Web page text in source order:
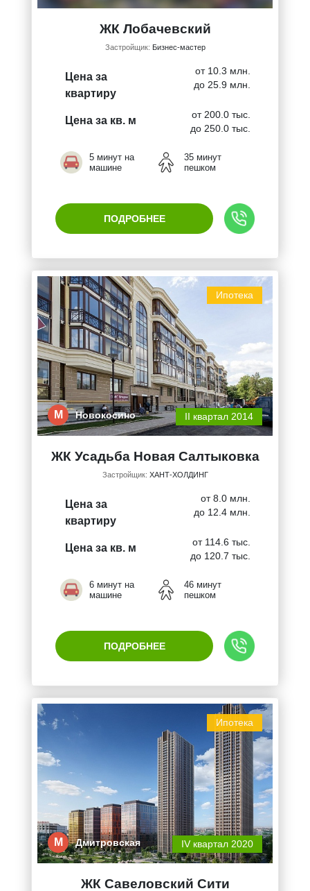
ЖК Лобачевский
Застройщик: Бизнес-мастер
Цена за
квартиру
от 10.3 млн.
до 25.9 млн.
Цена за кв. м
от 200.0 тыс.
до 250.0 тыс.
5 минут на
машине
35 минут
пешком
ПОДРОБНЕЕ
Ипотека
М Новокосино II квартал 2014
ЖК Усадьба Новая Салтыковка
Застройщик: ХАНТ-ХОЛДИНГ
Цена за
квартиру
от 8.0 млн.
до 12.4 млн.
Цена за кв. м
от 114.6 тыс.
до 120.7 тыс.
6 минут на
машине
46 минут
пешком
ПОДРОБНЕЕ
Ипотека
М Дмитровская IV квартал 2020
ЖК Савеловский Сити